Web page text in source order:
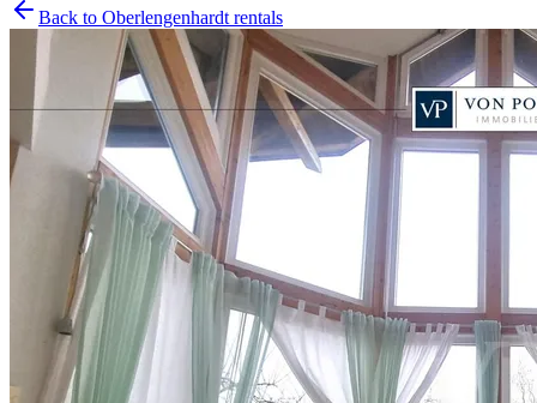
Back to Oberlengenhardt rentals